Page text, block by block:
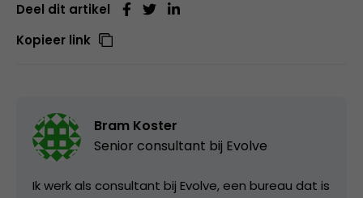
Deel dit artikel
Kopieer link
Bram Koster
Senior consultant bij Evolve
Ik werk als consultant bij Evolve, een bureau dat is